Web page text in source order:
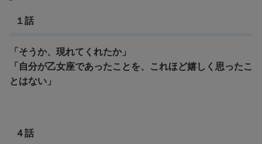
１話
「そうか、現れてくれたか」
「自分が乙女座であったことを、これほど嬉しく思ったこ
とはない」
４話